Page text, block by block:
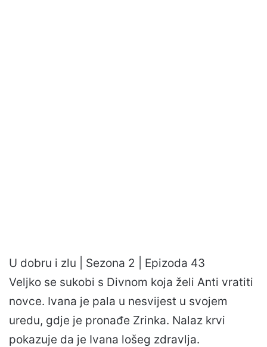
U dobru i zlu | Sezona 2 | Epizoda 43
Veljko se sukobi s Divnom koja želi Anti vratiti
novce. Ivana je pala u nesvijest u svojem
uredu, gdje je pronađe Zrinka. Nalaz krvi
pokazuje da je Ivana lošeg zdravlja.